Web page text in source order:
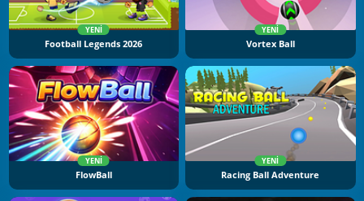
YENI
Football Legends 2026
YENI
Vortex Ball
YENI
FlowBall
YENI
Racing Ball Adventure